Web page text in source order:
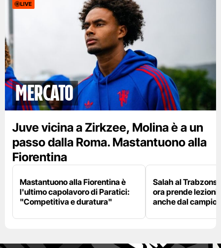
LIVE
mercato
Juve vicina a Zirkzee, Molina è a un
passo dalla Roma. Mastantuono alla
Fiorentina
Mastantuono alla Fiorentina è
l'ultimo capolavoro di Paratici:
"Competitiva e duratura"
Salah al
ora prende lezioni
anche dal